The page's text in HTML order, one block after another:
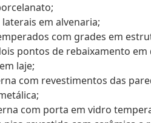
em alvenaria;
com grades em
pontos de rebaixamento em
laje;
com revestimentos das
com porta em vidro